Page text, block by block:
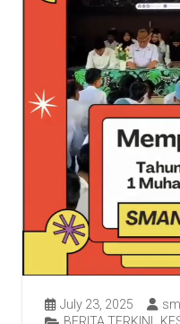
July 23, 2025
BERITA TERKINI